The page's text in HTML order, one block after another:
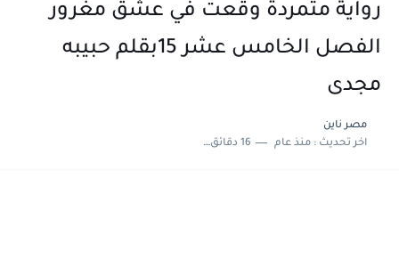
رواية متمردة وقعت في عشق مغرور
الفصل الخامس عشر 15بقلم حبيبه
مجدى
مصر ناين
اخر تحديث :منذ عام 16 دقائق للقراءة